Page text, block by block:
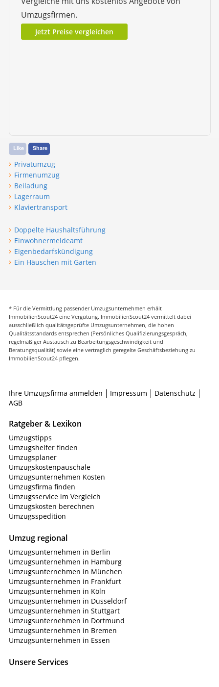
Umzugsfirmen.
Jetzt Preise vergleichen
Like Share
Privatumzug
Firmenumzug
Beiladung
Lagerraum
Klaviertransport
Doppelte Haushaltsführung
Einwohnermeldeamt
Eigenbedarfskündigung
Ein Häuschen mit Garten
* Für die Vermittlung passender Umzugsunternehmen erhält
ImmobilienScout24 eine Vergütung. ImmobilienScout24 vermittelt dabei
ausschließlich qualitätsgeprüfte Umzugsunternehmen, die hohen
Qualitätsstandards entsprechen (Persönliches Qualifizierungsgespräch,
regelmäßiger Austausch zu Bearbeitungsgeschwindigkeit und
Beratungsqualität) sowie eine vertraglich geregelte Geschäftsbeziehung zu
ImmobilienScout24 pflegen.
Ihre Umzugsfirma anmelden Impressum
Datenschutz
AGB
Ratgeber & Lexikon
Umzugstipps
Umzugshelfer finden
Umzugsplaner
Umzugskostenpauschale
Umzugsunternehmen Kosten
Umzugsfirma finden
Umzugsservice im Vergleich
Umzugskosten berechnen
Umzugsspedition
Umzug regional
Umzugsunternehmen in Berlin
Umzugsunternehmen in Hamburg
Umzugsunternehmen in München
Umzugsunternehmen in Frankfurt
Umzugsunternehmen in Köln
Umzugsunternehmen in Düsseldorf
Umzugsunternehmen in Stuttgart
Umzugsunternehmen in Dortmund
Umzugsunternehmen in Bremen
Umzugsunternehmen in Essen
Unsere Services